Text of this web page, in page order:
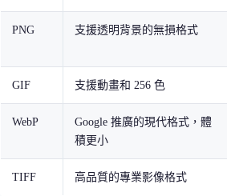
PNG 支援透明背景的無損格式
GIF 支援動畫和 256 色
WebP
Google 推廣的現代格式，體
積更小
TIFF 高品質的專業影像格式